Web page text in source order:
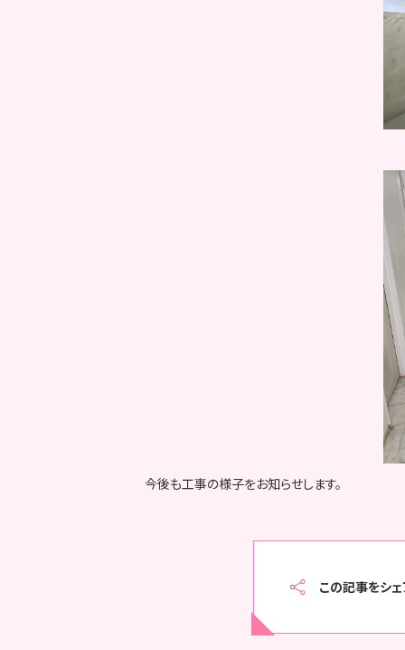
今後も工事の様子をお知らせします。
この記事をシ